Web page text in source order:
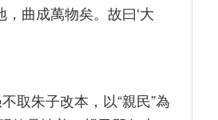
曲成萬物矣。故曰‘大
取朱子改本，以“親民”為